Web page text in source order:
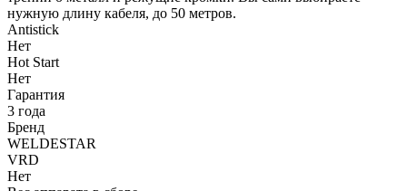
нужную длину кабеля, до 50 метров.
Antistick
Нет
Hot Start
Нет
Гарантия
3 года
Бренд
WELDESTAR
VRD
Нет